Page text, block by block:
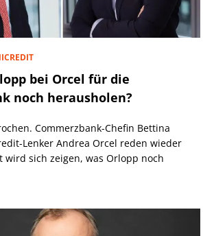
bei Orcel für die
noch herausholen?
Commerzbank-Chefin Bettina
Lenker Andrea Orcel reden wieder
wird sich zeigen, was Orlopp noch